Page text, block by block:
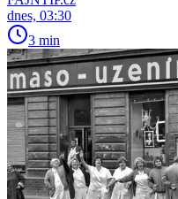
dnes, 03:30
3 min